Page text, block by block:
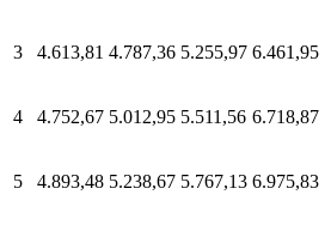
3 4.613,81 4.787,36 5.255,97 6.461,95
4 4.752,67 5.012,95 5.511,56 6.718,87
5 4.893,48 5.238,67 5.767,13 6.975,83